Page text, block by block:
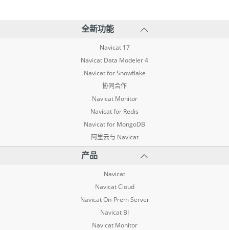
全新功能
Navicat 17
Navicat Data Modeler 4
Navicat for Snowflake
协同合作
Navicat Monitor
Navicat for Redis
Navicat for MongoDB
阿里云与 Navicat
产品
Navicat
Navicat Cloud
Navicat On-Prem Server
Navicat BI
Navicat Monitor